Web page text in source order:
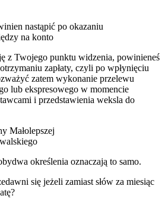
nastąpić po okazaniu
na konto
z Twojego punktu widzenia, powinieneś
zapłaty, czyli po wpłynięciu
zatem wykonanie przelewu
lub ekspresowego w momencie
i przedstawienia weksla do
Małolepszej
określenia oznaczają to samo.
się jeżeli zamiast słów za miesiąc